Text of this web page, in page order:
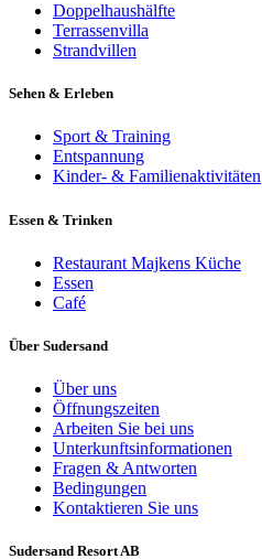
Doppelhaushälfte
Terrassenvilla
Strandvillen
Sehen & Erleben
Sport & Training
Entspannung
Kinder- & Familienaktivitäten
Essen & Trinken
Restaurant Majkens Küche
Essen
Café
Über Sudersand
Über uns
Öffnungszeiten
Arbeiten Sie bei uns
Unterkunftsinformationen
Fragen & Antworten
Bedingungen
Kontaktieren Sie uns
Sudersand Resort AB